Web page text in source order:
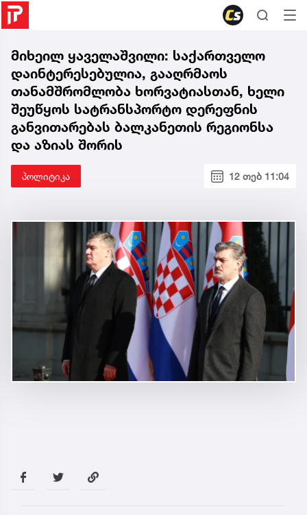
მიხეილ ყაველაშვილი: საქართველო
დაინტერესებულია, გააღრმაოს
თანამშრომლობა ხორვატიასთან, ხელი
შეუწყოს სატრანსპორტო დერეფნის
განვითარებას ბალკანეთის რეგიონსა
და აზიას შორის
პოლიტიკა 12 თებ 11:04